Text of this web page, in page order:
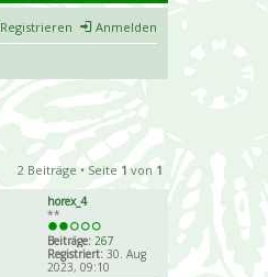
Anmelden
Registrieren
2 Beiträge • Seite 1 von 1
horex_4
**
Beiträge: 267
Registriert: 30. Aug
2023, 09:10